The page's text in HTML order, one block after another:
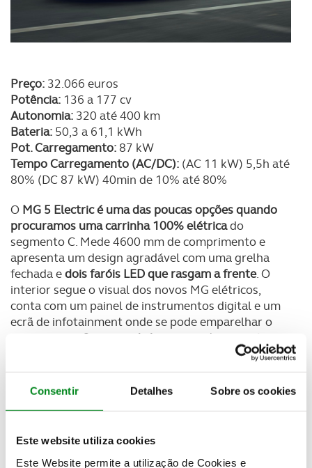
Consentir Detalhes Sobre os cookies
Este website utiliza cookies
Este Website permite a utilização de Cookies e
Preço: 32.066 euros
Potência: 136 a 177 cv
Autonomia: 320 até 400 km
Bateria: 50,3 a 61,1 kWh
Pot. Carregamento: 87 kW
Tempo Carregamento (AC/DC): (AC 11 kW) 5,5h até
80% (DC 87 kW) 40min de 10% até 80%
O MG 5 Electric é uma das poucas opções quando
procuramos uma carrinha 100% elétricado
segmento C. Mede 4600 mm de comprimento e
apresenta um design agradável com uma grelha
fechada edois faróis LED que rasgam a frente. O
interior segue o visual dos novos MG elétricos,
conta com um painel de instrumentos digital e um
ecrã de infotainment onde se pode emparelhar o
O espaço de bagageira é um ponto
positivo já que o modelo oferece 479 litrosde
capacidade que pode ir até1367 litros com a
segunda fila de bancos rebatida.
elétrica com tração apenas nas rodas da frente,